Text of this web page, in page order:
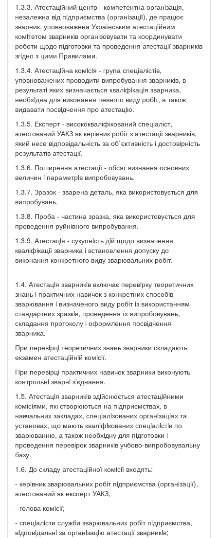
1.3.3. Атестацiйний центр - компетентна органiзацiя,
незалежна вiд пiдприємства (органiзацiї), де працює
зварник, уповноважена Українським атестацiйним
комiтетом зварників організовувати та координувати
роботи щодо пiдготовки та проведення атестацiї зварникiв
згiдно з цими Правилами.
1.3.4. Атестацiйна комiсiя - група спеціалістів,
уповноважених проводити випробування зварникiв, в
результатi яких визначається квалiфiкацiя зварника,
необхiдна для виконання певного виду робiт, а також
видавати посвiдчення про атестацiю.
1.3.5. Експерт - висококваліфікований спеціаліст,
атестований УАКЗ як керівник робіт з атестації зварників,
який несе відповідальність за об`єктивність і достовірність
результатів атестації.
1.3.6. Поширення атестації - обсяг визнання основних
величин i параметрiв випробовувань.
1.3.7. Зразок - зварена деталь, яка використовується для
випробувань.
1.3.8. Проба - частина зразка, яка використовується для
проведення руйнiвного випробування.
1.3.9. Атестацiя - сукупнiсть дiй щодо визначення
кваліфікації зварника і встановлення допуску до
виконання конкретного виду зварювальних робіт.
1.4. Атестацiя зварникiв включає перевiрку теоретичних
знань i практичних навичок з конкретних способiв
зварювання i визначеного виду робiт iз використанням
стандартних зразкiв, проведення їх випробовувань,
складання протоколу і оформлення посвідчення
зварника.
При перевiрцi теоретичних знань зварники складають
екзамен атестацiйнiй комiсiї.
При перевiрцi практичних навичок зварники виконують
контрольнi зварнi з'єднання.
1.5. Атестацiя зварникiв здiйснюється атестацiйними
комiсiями, які створюються на пiдприємствах, в
навчальних закладах, спецiалiзованих органiзацiях та
установах, що мають квалiфi­кованих спецiалiстiв по
зварюванню, а також необхiдну для пiдготовки i
проведення перевiрок зварникiв учбово-випробовувальну
базу.
1.6. До складу атестацiйної комiсiї входять:
- керiвник зварювальних робiт пiдприємства (органiзацiї),
атестований як експерт УАКЗ,
- голова комiсiї;
- спецiалiсти служби зварювальних робiт пiдприємства,
вiдповiдальнi за органiзацiю атестацiї зварникiв;